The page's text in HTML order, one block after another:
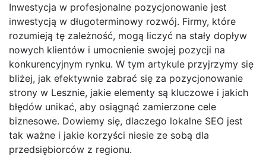
Inwestycja w profesjonalne pozycjonowanie jest
inwestycją w długoterminowy rozwój. Firmy, które
rozumieją tę zależność, mogą liczyć na stały dopływ
nowych klientów i umocnienie swojej pozycji na
konkurencyjnym rynku. W tym artykule przyjrzymy się
bliżej, jak efektywnie zabrać się za pozycjonowanie
strony w Lesznie, jakie elementy są kluczowe i jakich
błędów unikać, aby osiągnąć zamierzone cele
biznesowe. Dowiemy się, dlaczego lokalne SEO jest
tak ważne i jakie korzyści niesie ze sobą dla
przedsiębiorców z regionu.